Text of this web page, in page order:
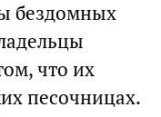
бездомных
что их
песочницах.